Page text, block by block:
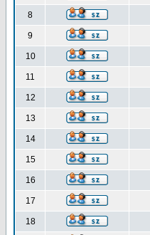
8
9
10
11
12
13
14
15
16
17
18